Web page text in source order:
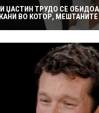
ЏАСТИН ТРУДО СЕ
ВО КОТОР,
НЕ БИ ГИ ПРЕПОЗНАЛ“